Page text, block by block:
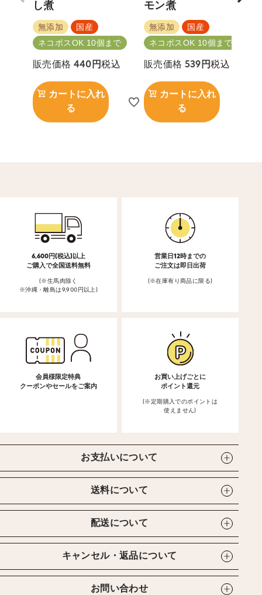
し煮
無添加
国産
ネコポスOK 10個まで
販売価格 440 税込
カートに入れ
る
モン煮
無添加
国産
ネコポスOK 10個まで
販売価格 539 税込
カートに入れ
る
6,600円(税込)以上
ご購入で全国送料無料
(※生馬肉除く
※沖縄・離島は9,900円以上)
営業日12時までの
ご注文は即日出荷
(※在庫有り商品に限る)
会員様限定特典
クーポンやセールをご案内
お買い上げごとに
ポイント還元
(※定期購入でのポイントは
使えません)
お支払いについて
送料について
配送について
キャンセル・返品について
お問い合わせ